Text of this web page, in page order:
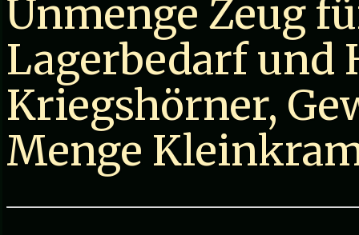
Unmenge Zeug
Lagerbedarf und
Kriegshörner,
Menge